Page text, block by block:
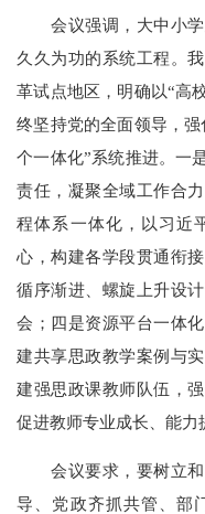
会议强调，大中小学
久久为功的系统工程。
革试点地区，明确以“高
终坚持党的全面领导，
个一体化”系统推进。一
责任，凝聚全域工作合
程体系一体化，以习近
心，构建各学段贯通衔
循序渐进、螺旋上升设
会；四是资源平台一体
建共享思政教学案例与
建强思政课教师队伍，
促进教师专业成长、能力
会议要求，要树立和
导、党政齐抓共管、部